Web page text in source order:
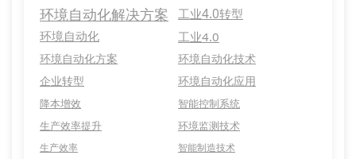
环境自动化解决方案
工业4.0转型
环境自动化
工业4.0
环境自动化方案
环境自动化技术
企业转型
环境自动化应用
降本增效
智能控制系统
生产效率提升
环境监测技术
生产效率 智能制造技术